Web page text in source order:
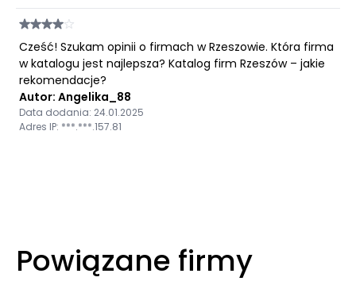
Cześć! Szukam opinii o firmach w Rzeszowie. Która firma
w katalogu jest najlepsza? Katalog firm Rzeszów – jakie
rekomendacje?
Autor: Angelika_88
Data dodania: 24.01.2025
Adres IP: ***.***.157.81
Powiązane firmy